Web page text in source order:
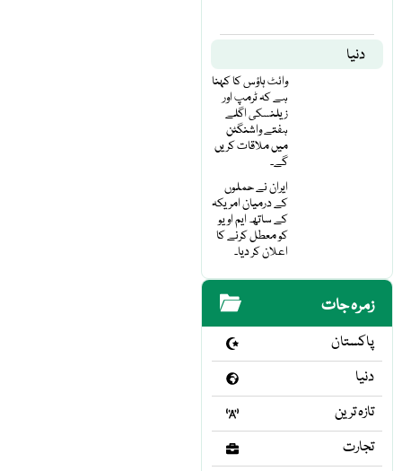
دنیا
وائٹ ہاؤس کا کہنا
ہے کہ ٹرمپ اور
زیلنسکی اگلے
ہفتے واشنگٹن
میں ملاقات کریں
گے۔
ایران نے حملوں
کے درمیان امریکہ
کے ساتھ ایم او یو
کو معطل کرنے کا
اعلان کر دیا۔
زمرہ جات
پاکستان
دنیا
تازہ ترین
تجارت